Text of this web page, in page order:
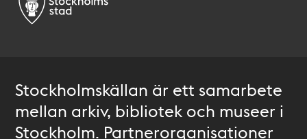
Stockholmskällan är ett samarbete
mellan arkiv, bibliotek och museer i
Stockholm. Partnerorganisationer